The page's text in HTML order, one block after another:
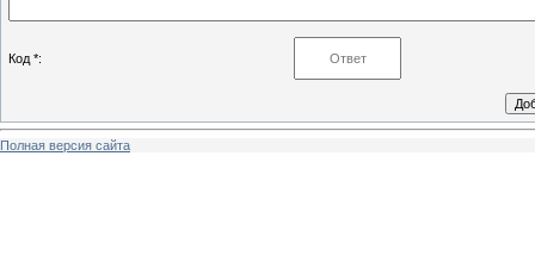
Код *:
Полная версия сайта